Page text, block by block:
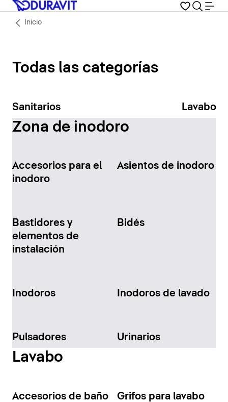
Inicio
Todas las categorías
Sanitarios Lavabos
Zona de inodoro
Accesorios para el
inodoro
Asientos de inodoro
Bastidores y
elementos de
instalación
Bidés
Inodoros Inodoros de lavado
Pulsadores Urinarios
Lavabo
Accesorios de baño Grifos para lavabo